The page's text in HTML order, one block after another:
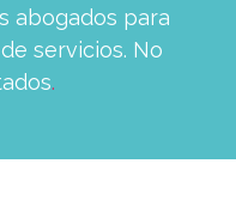
abogados para
servicios. No
.